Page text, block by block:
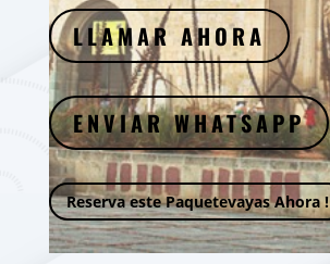
LLAMAR AHORA
ENVIAR WHATSAPP
Reserva este Paquetevayas Ahora !